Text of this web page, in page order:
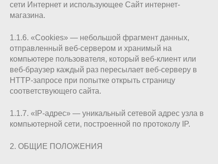
сети Интернет и использующее Сайт интернет-
магазина.
1.1.6. «Cookies» — небольшой фрагмент данных,
отправленный веб-сервером и хранимый на
компьютере пользователя, который веб-клиент или
веб-браузер каждый раз пересылает веб-серверу в
HTTP-запросе при попытке открыть страницу
соответствующего сайта.
1.1.7. «IP-адрес» — уникальный сетевой адрес узла в
компьютерной сети, построенной по протоколу IP.
2. ОБЩИЕ ПОЛОЖЕНИЯ